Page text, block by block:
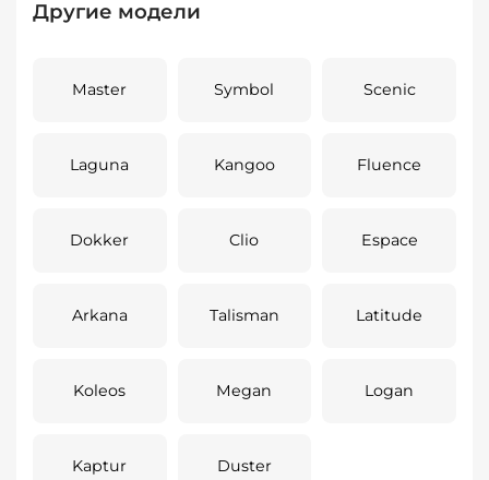
Другие модели
Master Symbol Scenic
Laguna Kangoo Fluence
Dokker Clio Espace
Arkana Talisman Latitude
Koleos Megan Logan
Kaptur Duster